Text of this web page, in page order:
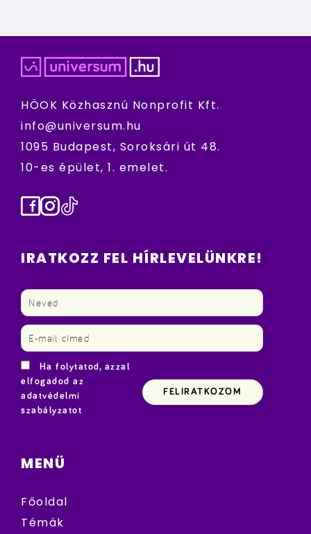
HÖOK Közhasznú Nonprofit Kft.
info@universum.hu
1095 Budapest, Soroksári út 48.
10-es épület, 1. emelet.
Facebook
Instagram
TikTok
IRATKOZZ FEL HÍRLEVELÜNKRE!
Ha folytatod, azzal
elfogadod az
adatvédelmi
szabályzatot
MENÜ
Főoldal
Témák